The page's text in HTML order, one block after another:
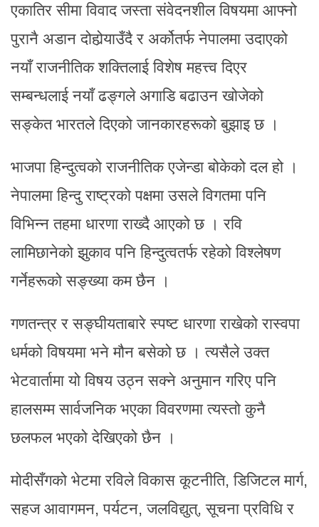
एकातिर सीमा विवाद जस्ता संवेदनशील विषयमा आफ्नो
पुरानै अडान दोहोर्‍याउँदै र अर्कोतर्फ नेपालमा उदाएको
नयाँ राजनीतिक शक्तिलाई विशेष महत्त्व दिएर
सम्बन्धलाई नयाँ ढङ्गले अगाडि बढाउन खोजेको
सङ्केत भारतले दिएको जानकारहरूको बुझाइ छ ।
भाजपा हिन्दुत्वको राजनीतिक एजेन्डा बोकेको दल हो ।
नेपालमा हिन्दु राष्ट्रको पक्षमा उसले विगतमा पनि
विभिन्न तहमा धारणा राख्दै आएको छ । रवि
लामिछानेको झुकाव पनि हिन्दुत्वतर्फ रहेको विश्लेषण
गर्नेहरूको सङ्ख्या कम छैन ।
गणतन्त्र र सङ्घीयताबारे स्पष्ट धारणा राखेको रास्वपा
धर्मको विषयमा भने मौन बसेको छ । त्यसैले उक्त
भेटवार्तामा यो विषय उठ्न सक्ने अनुमान गरिए पनि
हालसम्म सार्वजनिक भएका विवरणमा त्यस्तो कुनै
छलफल भएको देखिएको छैन ।
मोदीसँगको भेटमा रविले विकास कूटनीति, डिजिटल मार्ग,
सहज आवागमन, पर्यटन, जलविद्युत्, सूचना प्रविधि र